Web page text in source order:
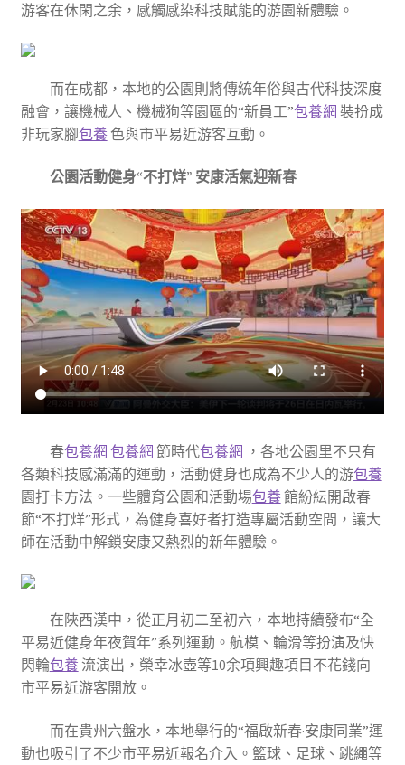
游客在休閑之余，感觸感染科技賦能的游園新體驗。
而在成都，本地的公園則將傳統年俗與古代科技深度
融會，讓機械人、機械狗等園區的“新員工”包養網 裝扮成
非玩家腳包養色與市平易近游客互動。
公園活動健身“不打烊” 安康活氣迎新春
春包養網 包養網 節時代包養網 ，各地公園里不只有
各類科技感滿滿的運動，活動健身也成為不少人的游包養
園打卡方法。一些體育公園和活動場包養館紛紜開啟春
節“不打烊”形式，為健身喜好者打造專屬活動空間，讓大
師在活動中解鎖安康又熱烈的新年體驗。
在陜西漢中，從正月初二至初六，本地持續發布“全
平易近健身年夜賀年”系列運動。航模、輪滑等扮演及快
閃輪包養流演出，榮幸冰壺等10余項興趣項目不花錢向
市平易近游客開放。
而在貴州六盤水，本地舉行的“福啟新春·安康同業”運
動也吸引了不少市平易近報名介入。籃球、足球、跳繩等